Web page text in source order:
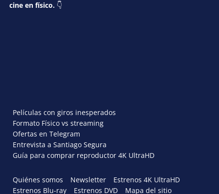
cine en físico. 👇
Películas con giros inesperados
Formato Físico vs streaming
Ofertas en Telegram
Entrevista a Santiago Segura
Guía para comprar reproductor 4K UltraHD
Quiénes somos Newsletter
Estrenos 4K UltraHD
Estrenos Blu-ray
Estrenos DVD Mapa del sitio